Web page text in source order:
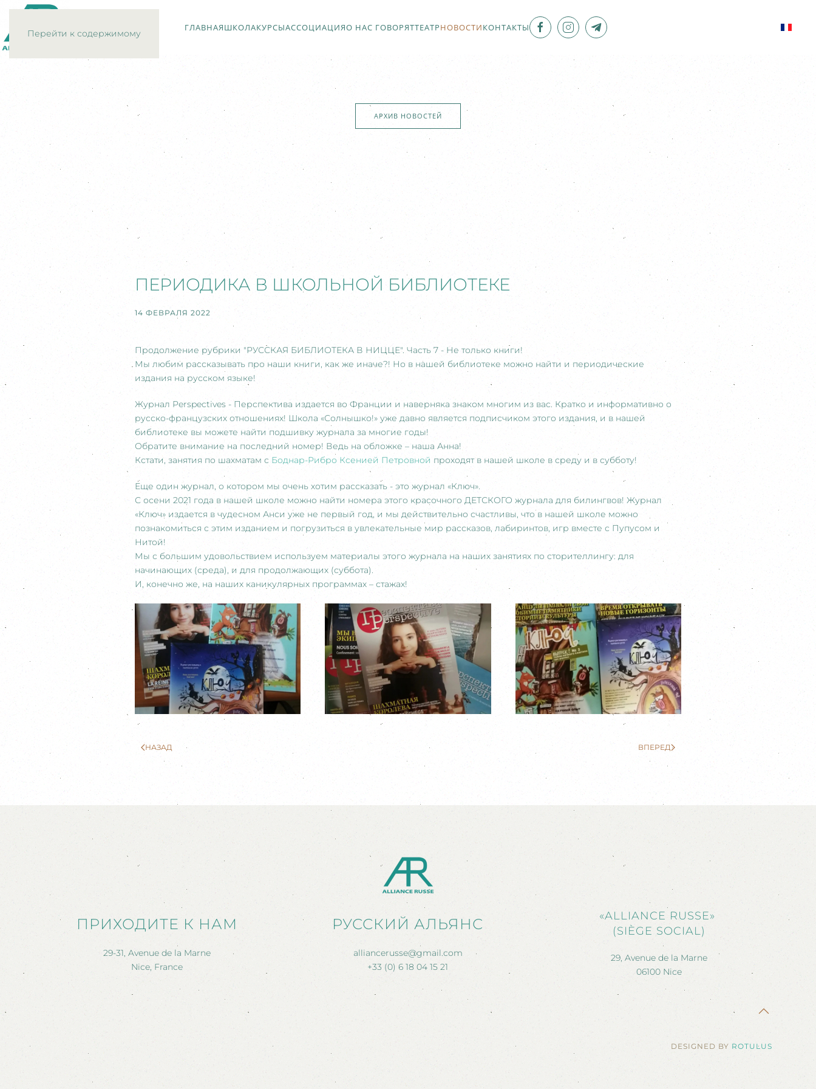
Перейти к содержимому
ГЛАВНАЯШКОЛАКУРСЫАССОЦИАЦИЯО НАС ГОВОРЯТТЕАТРНОВОСТИКОНТАКТЫ
АРХИВ НОВОСТЕЙ
ПЕРИОДИКА В ШКОЛЬНОЙ БИБЛИОТЕКЕ
14 ФЕВРАЛЯ 2022
Продолжение рубрики "РУССКАЯ БИБЛИОТЕКА В НИЦЦЕ". Часть 7 - Не только книги!
Мы любим рассказывать про наши книги, как же иначе?! Но в нашей библиотеке можно найти и периодические
издания на русском языке!
Журнал Perspectives - Перспектива издается во Франции и наверняка знаком многим из вас. Кратко и информативно о
русско-французских отношениях! Школа «Солнышко!» уже давно является подписчиком этого издания, и в нашей
библиотеке вы можете найти подшивку журнала за многие годы!
Обратите внимание на последний номер! Ведь на обложке – наша Анна!
Кстати, занятия по шахматам с Боднар-Рибро Ксенией Петровной проходят в нашей школе в среду и в субботу!
Еще один журнал, о котором мы очень хотим рассказать - это журнал «Ключ».
С осени 2021 года в нашей школе можно найти номера этого красочного ДЕТСКОГО журнала для билингвов! Журнал
«Ключ» издается в чудесном Анси уже не первый год, и мы действительно счастливы, что в нашей школе можно
познакомиться с этим изданием и погрузиться в увлекательные мир рассказов, лабиринтов, игр вместе с Пупусом и
Нитой!
Мы с большим удовольствием используем материалы этого журнала на наших занятиях по сторителлингу: для
начинающих (среда), и для продолжающих (суббота).
И, конечно же, на наших каникулярных программах – стажах!
НАЗАД ВПЕРЕД
ПРИХОДИТЕ К НАМ
29-31, Avenue de la Marne
Nice, France
РУССКИЙ АЛЬЯНС
alliancerusse@gmail.com
+33 (0) 6 18 04 15 21
«ALLIANCE RUSSE»
(SIÈGE SOCIAL)
29, Avenue de la Marne
06100 Nice
DESIGNED BY ROTULUS